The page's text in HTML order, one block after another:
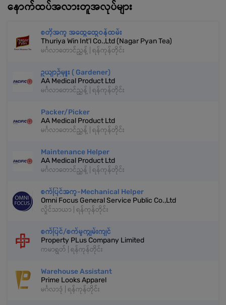
နောက်ထပ်အလားတူအလုပ်များ
စတိုအကူ အထွေထွေဝန်ထမ်း
Thuriya Win Int'l Co.,Ltd (Nagar Pyan Tea)
မင်္ဂလာတောင်ညွှန့် | ရန်ကုန်တိုင်း
ဥယျာဉ်မှူး ( Gardener)
AA Medical Product Ltd
မင်္ဂလာတောင်ညွှန့် | ရန်ကုန်တိုင်း
Packer/Picker
AA Medical Product Ltd
မင်္ဂလာတောင်ညွှန့် | ရန်ကုန်တိုင်း
Maintenance Helper
AA Medical Product Ltd
မင်္ဂလာတောင်ညွှန့် | ရန်ကုန်တိုင်း
စက်ပြင်အကူ-Mechanical Helper
Omni Focus General Service Public Co.,Ltd
လှိုင်သာယာ | ရန်ကုန်တိုင်း
စက်ပြင်/စက်မှုကျွမ်းကျင်
Property PLus Company Limited
ကမာရွတ် | ရန်ကုန်တိုင်း
Warehouse Assistant
Prime Looks Apparel
မင်္ဂလာဒုံ | ရန်ကုန်တိုင်း